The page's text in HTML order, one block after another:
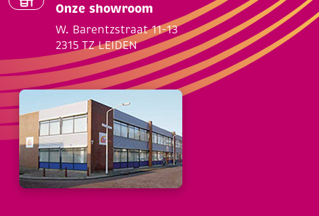
Onze showroom
W. Barentzstraat 11-13
2315 TZ LEIDEN